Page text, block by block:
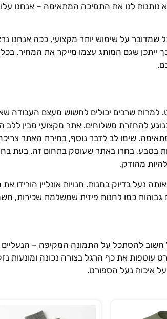
לנו את התמיכה המתאימה – אנחנו
לנוע החל מ-350 ש"ח ולהגיע גם לסכומים שנעים באזור ה-1,000 ש"ח. ככל שמדובר על
ייתכן שגם המותג עצמו מייקר את המחיר.
שרבים יכולים לחשוש מעצם העבודה
להחזרת משלוחים. אתר מקצועי מבין ללב
שימו לב לדבר נוסף, בחירת האתר
בטבע, בחרו באתר שעוסק בתחום זה. בעת
נעל בדיוק בחנות. חנויות אונליין הורידו
כמו לחנות פיזית שמשלמת שכירות,
להסתכל על התמונה המקיפה – הנעליים
עוטפות את כף הרגל בצורה נכונה ומונעות
איכות נעל הספורט.